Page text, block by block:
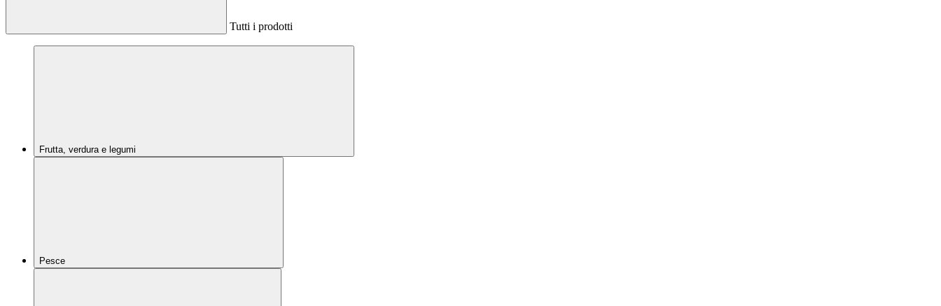
Tutti i prodotti
Frutta, verdura e legumi
Pesce